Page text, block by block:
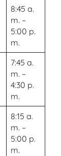
8:45 a.
m. –
5:00 p.
m.
7:45 a.
m. –
4:30 p.
m.
8:15 a.
m. –
5:00 p.
m.